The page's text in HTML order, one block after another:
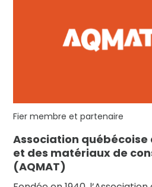
Fier membre et partenaire
Association
et des matériaux de
(AQMAT)